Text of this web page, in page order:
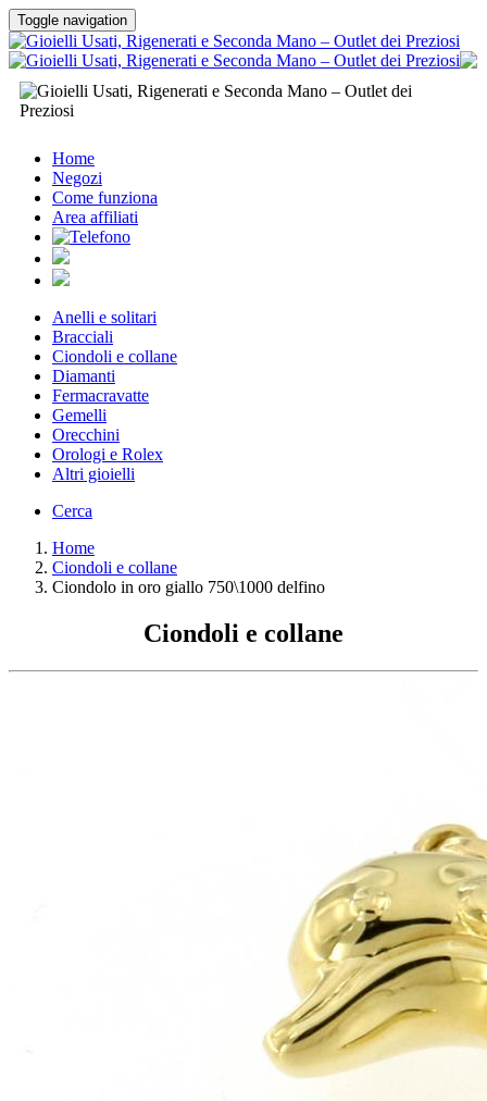
Toggle navigation
Home
Negozi
Come funziona
Area affiliati
Anelli e solitari
Bracciali
Ciondoli e collane
Diamanti
Fermacravatte
Gemelli
Orecchini
Orologi e Rolex
Altri gioielli
Cerca
Home
Ciondoli e collane
Ciondolo in oro giallo 750\1000 delfino
Ciondoli e collane